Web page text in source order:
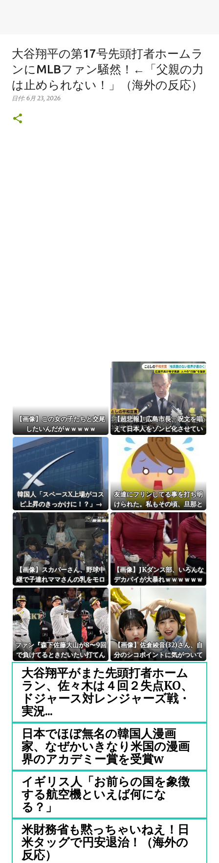
大谷翔平の第17号先頭打者ホームラ
ンにMLBファン騒然！←「父親の力
は止められない！」（海外の反応）
日付: 6月 23, 2026
【画像】この女の子たちと交尾
したいんだがｗｗｗｗｗ
【超悲報】広島市長、呪文を唱
えて日本人をゾンビ化させてい
ると非難されてしまう
韓国人「スペースX上場がコス
ピ上昇のきっかけに！？」→
「今度はコスピを上昇させる材
料にするのか」
友達にフリンしてる事を打ち明
けられた。私もその頃、旦那と
うまくいっておらず...
【画像】スカパーさん、野球中
継で子連れママさんの乳をモロ
映し
【画像】JKダンス部、いろんな
デカパイが大暴れｗｗｗｗｗｗ
ｗ
ファン『森下佐藤大山が8〜9回
で負けてるときだいたい打てん
のがキツい』←これ
【画像】佐倉綾音(32)さん、自
分のシコポイントに気がついて
見せびらかすｗ
大谷翔平がまた先頭打者ホーム
ラン、佐々木は４回２失点KO、
ドジャース対レンジャーズ戦・
実況...
日本でほぼ無名の韓国人漫画
家、なぜかいきなり米国の漫画
界のアカデミー賞を受賞w
イギリス人「お前らの国を象徴
する航空機といえば何にな
る？」
米財務省も黙っちゃいねえ！日
米タッグで円安退治！（海外の
反応）